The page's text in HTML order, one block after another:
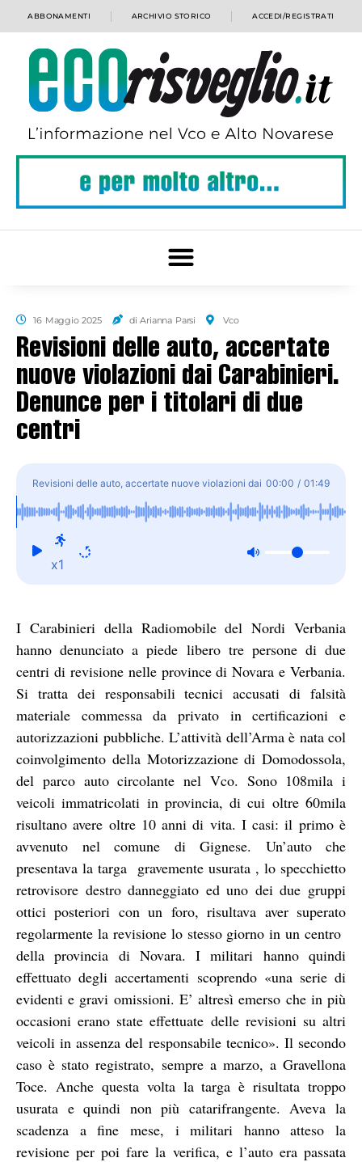
ABBONAMENTI ARCHIVIO STORICO ACCEDI/REGISTRATI
16 Maggio 2025 di Arianna Parsi Vco
Revisioni delle auto, accertate
nuove violazioni dai Carabinieri.
Denunce per i titolari di due
centri
Revisioni delle auto, accertate nuove violazioni dai
Carabinieri. Denunce per i titolari di due centri
00:00 / 01:49
x1
I Carabinieri della Radiomobile del Nordi Verbania
hanno denunciato a piede libero tre persone di due
centri di revisione nelle province di Novara e Verbania.
Si tratta dei responsabili tecnici accusati di falsità
materiale commessa da privato in certificazioni e
autorizzazioni pubbliche. L’attività dell’Arma è nata col
coinvolgimento della Motorizzazione di Domodossola,
del parco auto circolante nel Vco. Sono 108mila i
veicoli immatricolati in provincia, di cui oltre 60mila
risultano avere oltre 10 anni di vita. I casi: il primo è
avvenuto nel comune di Gignese. Un’auto che
presentava la targa gravemente usurata , lo specchietto
retrovisore destro danneggiato ed uno dei due gruppi
ottici posteriori con un foro, risultava aver superato
regolarmente la revisione lo stesso giorno in un centro
della provincia di Novara. I militari hanno quindi
effettuato degli accertamenti scoprendo «una serie di
evidenti e gravi omissioni. E’ altresì emerso che in più
occasioni erano state effettuate delle revisioni su altri
veicoli in assenza del responsabile tecnico». Il secondo
caso è stato registrato, sempre a marzo, a Gravellona
Toce. Anche questa volta la targa è risultata troppo
usurata e quindi non più catarifrangente. Aveva la
scadenza a fine mese, i militari hanno atteso la
revisione per poi fare la verifica, e l’auto era passata